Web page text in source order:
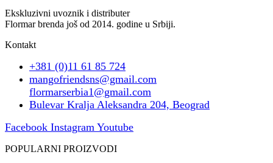
Ekskluzivni uvoznik i distributer
Flormar brenda još od 2014. godine u Srbiji.
Kontakt
+381 (0)11 61 85 724
mangofriendsns@gmail.com
flormarserbia1@gmail.com
Bulevar Kralja Aleksandra 204, Beograd
Facebook Instagram Youtube
POPULARNI PROIZVODI